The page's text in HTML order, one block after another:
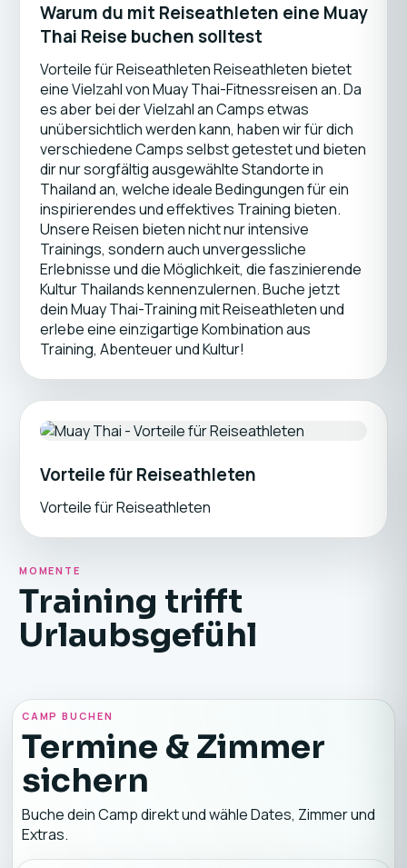
Warum du mit Reiseathleten eine Muay
Thai Reise buchen solltest
Vorteile für Reiseathleten Reiseathleten bietet
eine Vielzahl von Muay Thai-Fitnessreisen an. Da
es aber bei der Vielzahl an Camps etwas
unübersichtlich werden kann, haben wir für dich
verschiedene Camps selbst getestet und bieten
dir nur sorgfältig ausgewählte Standorte in
Thailand an, welche ideale Bedingungen für ein
inspirierendes und effektives Training bieten.
Unsere Reisen bieten nicht nur intensive
Trainings, sondern auch unvergessliche
Erlebnisse und die Möglichkeit, die faszinierende
Kultur Thailands kennenzulernen. Buche jetzt
dein Muay Thai-Training mit Reiseathleten und
erlebe eine einzigartige Kombination aus
Training, Abenteuer und Kultur!
Vorteile für Reiseathleten
Vorteile für Reiseathleten
MOMENTE
Training trifft
Urlaubsgefühl
CAMP BUCHEN
Termine & Zimmer
sichern
Buche dein Camp direkt und wähle Dates, Zimmer und
Extras.